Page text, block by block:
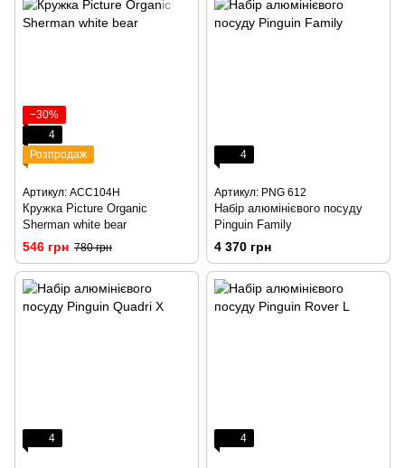
−30%
4
Розпродаж
Артикул: ACC104H
Кружка Picture Organic
Sherman white bear
546 грн 780 грн
4
Артикул: PNG 612
Набір алюмінієвого посуду
Pinguin Family
4 370 грн
4 4